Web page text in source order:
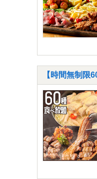
【時間無制限